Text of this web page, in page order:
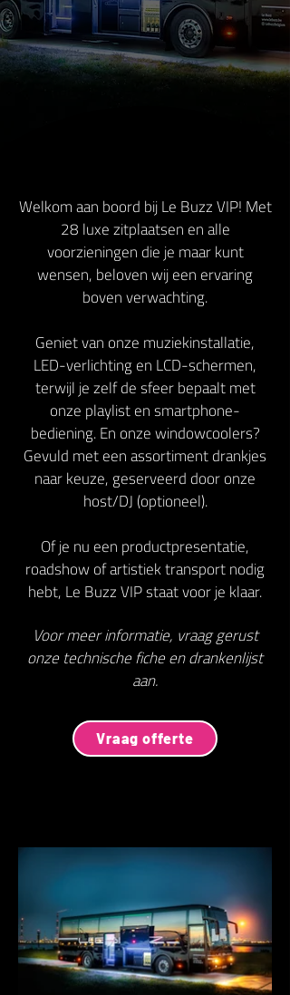
Welkom aan boord bij Le Buzz VIP! Met
28 luxe zitplaatsen en alle
voorzieningen die je maar kunt
wensen, beloven wij een ervaring
boven verwachting.
Geniet van onze muziekinstallatie,
LED-verlichting en LCD-schermen,
terwijl je zelf de sfeer bepaalt met
onze playlist en smartphone-
bediening. En onze windowcoolers?
Gevuld met een assortiment drankjes
naar keuze, geserveerd door onze
host/DJ (optioneel).
Of je nu een productpresentatie,
roadshow of artistiek transport nodig
hebt, Le Buzz VIP staat voor je klaar.
Voor meer informatie, vraag gerust
onze technische fiche en drankenlijst
aan.
Vraag offerte